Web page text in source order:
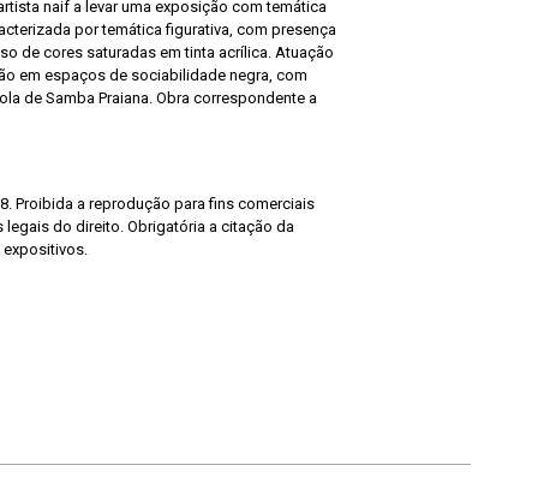
naif a levar uma exposição com temática
por temática figurativa, com presença
de cores saturadas em tinta acrílica. Atuação
em espaços de sociabilidade negra, com
de Samba Praiana. Obra correspondente a
Proibida a reprodução para fins comerciais
do direito. Obrigatória a citação da
expositivos.